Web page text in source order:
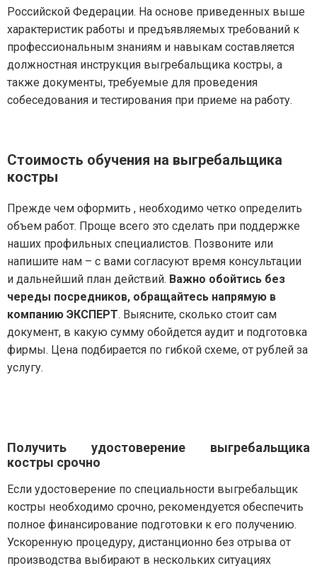
Российской Федерации. На основе приведенных выше
характеристик работы и предъявляемых требований к
профессиональным знаниям и навыкам составляется
должностная инструкция выгребальщика костры, а
также документы, требуемые для проведения
собеседования и тестирования при приеме на работу.
Стоимость обучения на выгребальщика
костры
Прежде чем оформить , необходимо четко определить
объем работ. Проще всего это сделать при поддержке
наших профильных специалистов. Позвоните или
напишите нам – с вами согласуют время консультации
и дальнейший план действий. Важно обойтись без
череды посредников, обращайтесь напрямую в
компанию ЭКСПЕРТ. Выясните, сколько стоит сам
документ, в какую сумму обойдется аудит и подготовка
фирмы. Цена подбирается по гибкой схеме, от рублей за
услугу.
Получить удостоверение выгребальщика
костры срочно
Если удостоверение по специальности выгребальщик
костры необходимо срочно, рекомендуется обеспечить
полное финансирование подготовки к его получению.
Ускоренную процедуру, дистанционно без отрыва от
производства выбирают в нескольких ситуациях